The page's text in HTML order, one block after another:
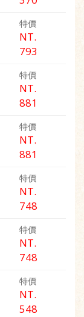
特價
NT.
793
特價
NT.
881
特價
NT.
881
特價
NT.
748
特價
NT.
748
特價
NT.
548